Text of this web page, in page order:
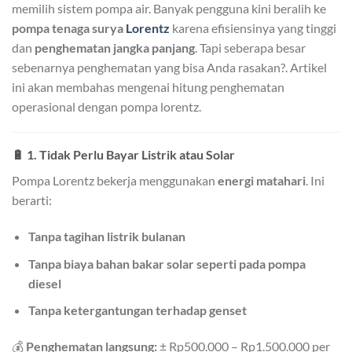
memilih sistem pompa air. Banyak pengguna kini beralih ke
pompa tenaga surya Lorentz karena efisiensinya yang tinggi
dan penghematan jangka panjang . Tapi seberapa besar
sebenarnya penghematan yang bisa Anda rasakan?. Artikel
ini akan membahas mengenai hitung penghematan
operasional dengan pompa lorentz.
🔋 1. Tidak Perlu Bayar Listrik atau Solar
Pompa Lorentz bekerja menggunakan energi matahari. Ini
berarti:
Tanpa tagihan listrik bulanan
Tanpa biaya bahan bakar solar seperti pada pompa
diesel
Tanpa ketergantungan terhadap genset
💰 Penghematan langsung:± Rp500.000 – Rp1.500.000 per